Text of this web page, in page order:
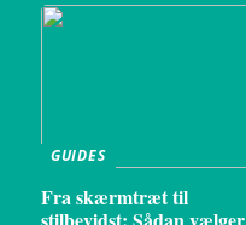
GUIDES
Fra skærmtræt til
stilbevidst: Sådan vælger